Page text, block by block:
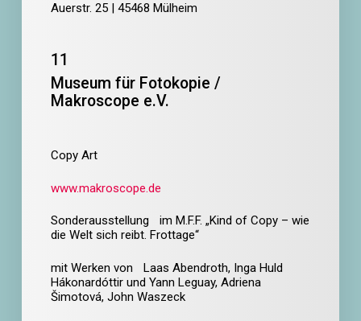
Auerstr. 25 | 45468 Mülheim
11
Museum für Fotokopie /
Makroscope e.V.
Copy Art
www.makroscope.de
Sonderausstellung im M.F.F. „Kind of Copy – wie
die Welt sich reibt. Frottage“
mit Werken von Laas Abendroth, Inga Huld
Hákonardóttir und Yann Leguay, Adriena
Šimotová, John Waszeck